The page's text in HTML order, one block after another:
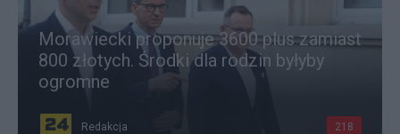
Morawiecki proponuje 3600 plus zamiast
800 złotych. Środki dla rodzin byłyby
ogromne
Redakcja 218